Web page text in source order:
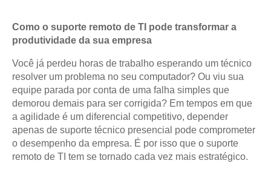
Como o suporte remoto de TI pode transformar a
produtividade da sua empresa
Você já perdeu horas de trabalho esperando um técnico
resolver um problema no seu computador? Ou viu sua
equipe parada por conta de uma falha simples que
demorou demais para ser corrigida? Em tempos em que
a agilidade é um diferencial competitivo, depender
apenas de suporte técnico presencial pode comprometer
o desempenho da empresa. É por isso que o suporte
remoto de TI tem se tornado cada vez mais estratégico.